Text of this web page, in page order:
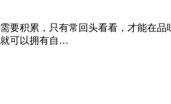
要积累，只有常回头看看，才能在
可以拥有自…